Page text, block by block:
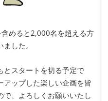
めると2,000名を超える方
した。
とスタートを切る予定で
アップした楽しい企画を皆
、よろしくお願いいたし